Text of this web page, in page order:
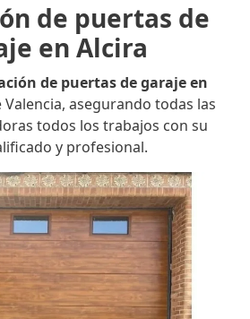
de puertas de
en Alcira
de puertas de garaje en
asegurando todas las
todos los trabajos con su
y profesional.